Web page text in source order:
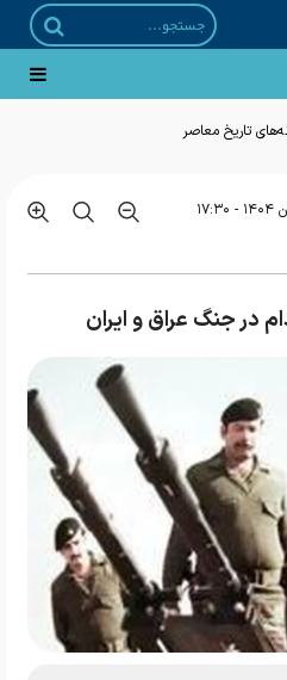
در جنگ عراق و ایران